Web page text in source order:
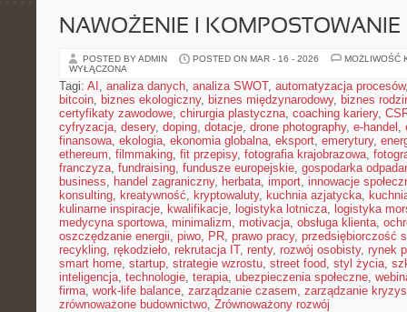
NAWOŻENIE I KOMPOSTOWANIE
POSTED BY ADMIN POSTED ON MAR - 16 - 2026
MOŻLIWOŚĆ
WYŁĄCZONA
Tagi: AI , analiza danych, analiza SWOT, automatyzacja procesów
bitcoin, biznes ekologiczny, biznes międzynarodowy, biznes
certyfikaty zawodowe, chirurgia plastyczna, coaching kariery,
cyfryzacja, desery, doping, dotacje, drone photography, e-handel ,
finansowa, ekologia, ekonomia globalna, eksport, emerytury,
ethereum, filmmaking, fit przepisy, fotografia krajobrazowa,
franczyza, fundraising, fundusze europejskie, gospodarka
business, handel zagraniczny, herbata, import, innowacje
konsulting, kreatywność, kryptowaluty, kuchnia azjatycka,
kulinarne inspiracje, kwalifikacje, logistyka lotnicza, logistyka
medycyna sportowa, minimalizm, motivacja, obsługa klienta,
oszczędzanie energii, piwo, PR, prawo pracy, przedsiębiorczość
recykling, rękodzieło, rekrutacja IT, renty, rozwój osobisty, rynek
smart home, startup, strategie wzrostu, street food, styl życia,
inteligencja, technologie, terapia, ubezpieczenia społeczne,
firma, work-life balance, zarządzanie czasem, zarządzanie
zrównoważone budownictwo, Zrównoważony rozwój